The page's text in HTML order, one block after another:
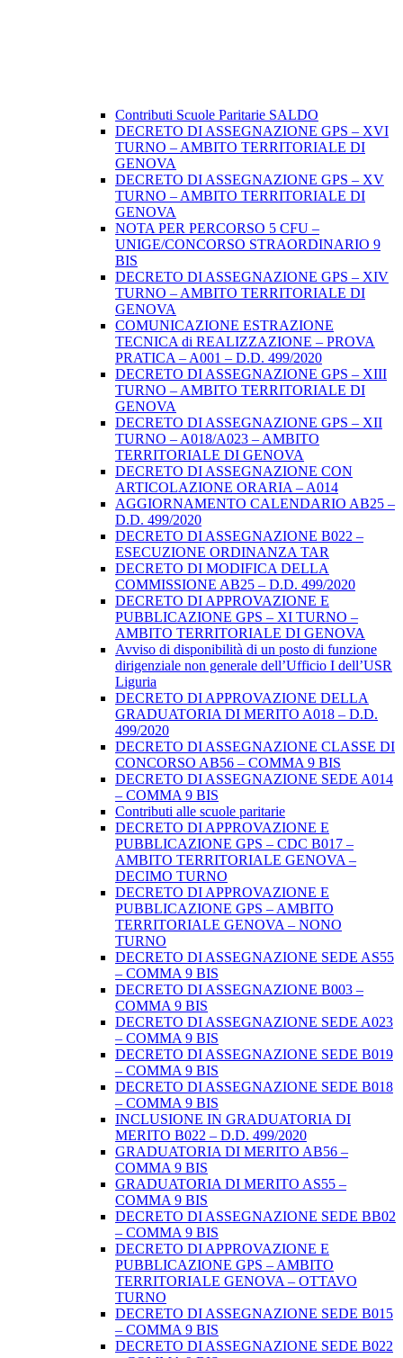
Contributi Scuole Paritarie SALDO
DECRETO DI ASSEGNAZIONE GPS – XVI
TURNO – AMBITO TERRITORIALE DI
GENOVA
DECRETO DI ASSEGNAZIONE GPS – XV
TURNO – AMBITO TERRITORIALE DI
GENOVA
NOTA PER PERCORSO 5 CFU –
UNIGE/CONCORSO STRAORDINARIO 9
BIS
DECRETO DI ASSEGNAZIONE GPS – XIV
TURNO – AMBITO TERRITORIALE DI
GENOVA
COMUNICAZIONE ESTRAZIONE
TECNICA di REALIZZAZIONE – PROVA
PRATICA – A001 – D.D. 499/2020
DECRETO DI ASSEGNAZIONE GPS – XIII
TURNO – AMBITO TERRITORIALE DI
GENOVA
DECRETO DI ASSEGNAZIONE GPS – XII
TURNO – A018/A023 – AMBITO
TERRITORIALE DI GENOVA
DECRETO DI ASSEGNAZIONE CON
ARTICOLAZIONE ORARIA – A014
AGGIORNAMENTO CALENDARIO AB25 –
D.D. 499/2020
DECRETO DI ASSEGNAZIONE B022 –
ESECUZIONE ORDINANZA TAR
DECRETO DI MODIFICA DELLA
COMMISSIONE AB25 – D.D. 499/2020
DECRETO DI APPROVAZIONE E
PUBBLICAZIONE GPS – XI TURNO –
AMBITO TERRITORIALE DI GENOVA
Avviso di disponibilità di un posto di funzione
dirigenziale non generale dell’Ufficio I dell’USR
Liguria
DECRETO DI APPROVAZIONE DELLA
GRADUATORIA DI MERITO A018 – D.D.
499/2020
DECRETO DI ASSEGNAZIONE CLASSE DI
CONCORSO AB56 – COMMA 9 BIS
DECRETO DI ASSEGNAZIONE SEDE A014
– COMMA 9 BIS
Contributi alle scuole paritarie
DECRETO DI APPROVAZIONE E
PUBBLICAZIONE GPS – CDC B017 –
AMBITO TERRITORIALE GENOVA –
DECIMO TURNO
DECRETO DI APPROVAZIONE E
PUBBLICAZIONE GPS – AMBITO
TERRITORIALE GENOVA – NONO
TURNO
DECRETO DI ASSEGNAZIONE SEDE AS55
– COMMA 9 BIS
DECRETO DI ASSEGNAZIONE B003 –
COMMA 9 BIS
DECRETO DI ASSEGNAZIONE SEDE A023
– COMMA 9 BIS
DECRETO DI ASSEGNAZIONE SEDE B019
– COMMA 9 BIS
DECRETO DI ASSEGNAZIONE SEDE B018
– COMMA 9 BIS
INCLUSIONE IN GRADUATORIA DI
MERITO B022 – D.D. 499/2020
GRADUATORIA DI MERITO AB56 –
COMMA 9 BIS
GRADUATORIA DI MERITO AS55 –
COMMA 9 BIS
DECRETO DI ASSEGNAZIONE SEDE BB02
– COMMA 9 BIS
DECRETO DI APPROVAZIONE E
PUBBLICAZIONE GPS – AMBITO
TERRITORIALE GENOVA – OTTAVO
TURNO
DECRETO DI ASSEGNAZIONE SEDE B015
– COMMA 9 BIS
DECRETO DI ASSEGNAZIONE SEDE B022